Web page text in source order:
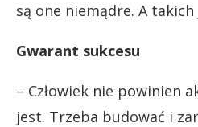
są one niemądre. A
Gwarant sukcesu
– Człowiek nie powinien
jest. Trzeba budować i